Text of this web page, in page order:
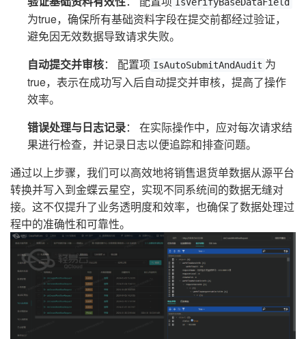
为true，确保所有基础资料字段在提交前都经过验证，
避免因无效数据导致请求失败。
自动提交并审核： 配置项 IsAutoSubmitAndAudit 为
true，表示在成功写入后自动提交并审核，提高了操作
效率。
错误处理与日志记录： 在实际操作中，应对每次请求结
果进行检查，并记录日志以便追踪和排查问题。
通过以上步骤，我们可以高效地将销售退货单数据从源平台
转换并写入到金蝶云星空，实现不同系统间的数据无缝对
接。这不仅提升了业务透明度和效率，也确保了数据处理过
程中的准确性和可靠性。